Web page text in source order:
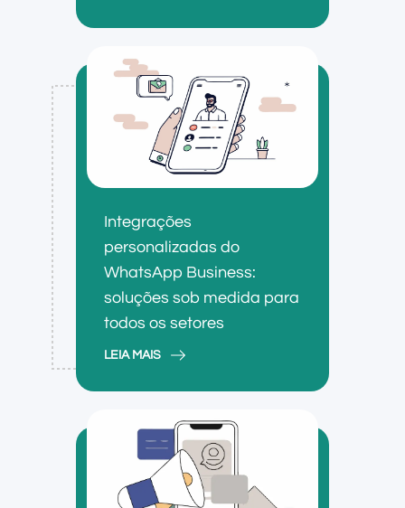
Integrações
personalizadas do
WhatsApp Business:
soluções sob medida para
todos os setores
LEIA MAIS